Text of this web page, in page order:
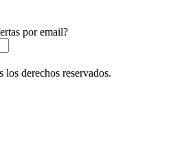
por email?
derechos reservados.